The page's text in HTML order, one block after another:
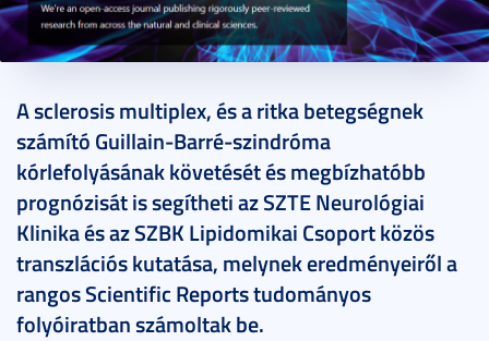
A sclerosis multiplex, és a ritka betegségnek
számító Guillain-Barré-szindróma
kórlefolyásának követését és megbízhatóbb
prognózisát is segítheti az SZTE Neurológiai
Klinika és az SZBK Lipidomikai Csoport közös
transzlációs kutatása, melynek eredményeiről a
rangos Scientific Reports tudományos
folyóiratban számoltak be.